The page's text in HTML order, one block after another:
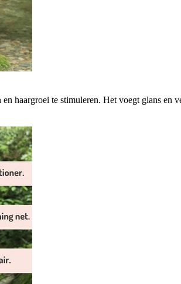
haargroei te stimuleren. Het voegt glans en